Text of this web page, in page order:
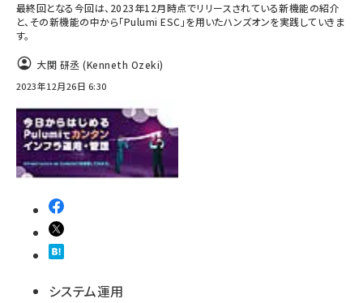
最終回となる今回は、2023年12月時点でリリースされている新機能の紹介
と、その新機能の中から「Pulumi ESC」を用いたハンズオンを実践していきま
す。
大関 研丞 (Kenneth Ozeki)
2023年12月26日 6:30
システム運用